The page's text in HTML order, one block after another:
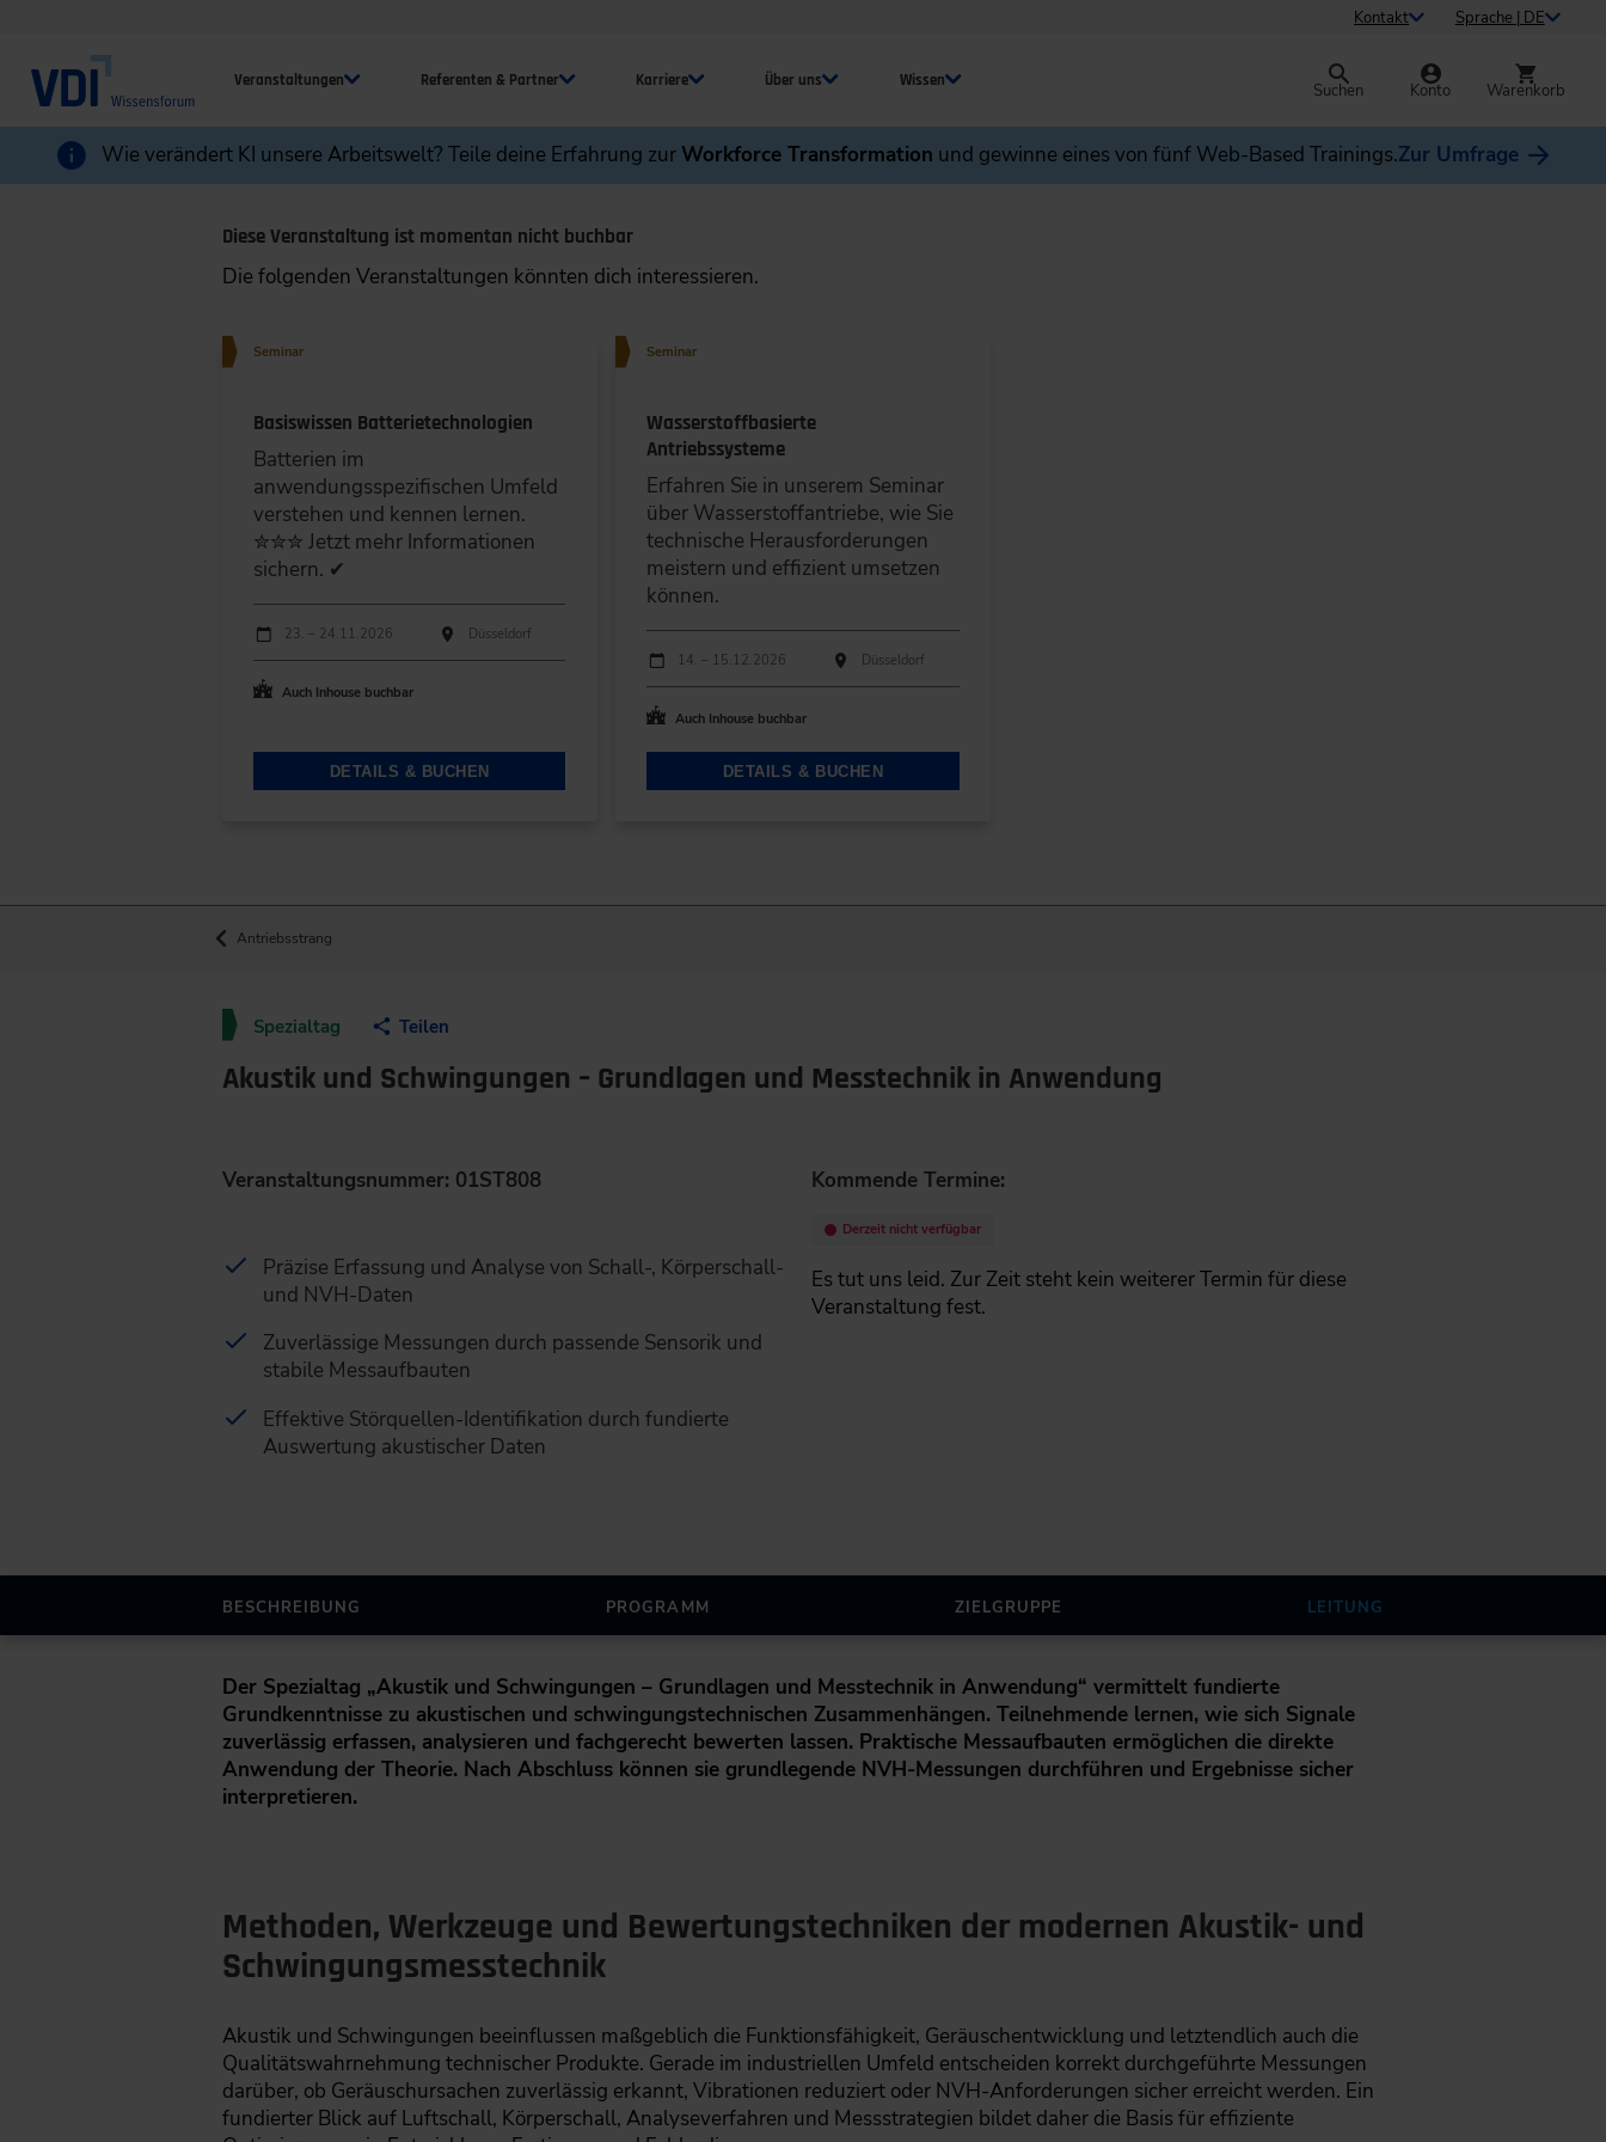
Kontakt Sprache | DE
Veranstaltungen Referenten & Partner Karriere Über uns Wissen Suchen Konto Warenkorb
Wie verändert KI unsere Arbeitswelt? Teile deine Erfahrung zurWorkforce Transformation und gewinne eines von fünf Web-Based Trainings.Zur Umfrage
Diese Veranstaltung ist momentan nicht buchbar
Die folgenden Veranstaltungen könnten dich interessieren.
Seminar
Basiswissen Batterietechnologien
Batterien im
anwendungsspezifischen Umfeld
verstehen und kennen lernen.
✮✮✮ Jetzt mehr Informationen
sichern. ✔
Durchführungen
Veranstaltungsdatum Veranstaltungsort
23. – 24.11.2026 Düsseldorf
Auch Inhouse buchbar
DETAILS & BUCHEN
Seminar
Wasserstoffbasierte
Antriebssysteme
Erfahren Sie in unserem Seminar
über Wasserstoffantriebe, wie Sie
technische Herausforderungen
meistern und effizient umsetzen
können.
Durchführungen
Veranstaltungsdatum Veranstaltungsort
14. – 15.12.2026 Düsseldorf
Auch Inhouse buchbar
DETAILS & BUCHEN
Antriebsstrang
Spezialtag Teilen
Akustik und Schwingungen – Grundlagen und Messtechnik in Anwendung
Veranstaltungsnummer: 01ST808
Präzise Erfassung und Analyse von Schall-, Körperschall-
und NVH-Daten
Zuverlässige Messungen durch passende Sensorik und
stabile Messaufbauten
Effektive Störquellen-Identifikation durch fundierte
Auswertung akustischer Daten
Kommende Termine:
Derzeit nicht verfügbar
Es tut uns leid. Zur Zeit steht kein weiterer Termin für diese
Veranstaltung fest.
BESCHREIBUNG PROGRAMM ZIELGRUPPE LEITUNG
Der Spezialtag „Akustik und Schwingungen – Grundlagen und Messtechnik in Anwendung“ vermittelt fundierte
Grundkenntnisse zu akustischen und schwingungstechnischen Zusammenhängen. Teilnehmende lernen, wie sich Signale
zuverlässig erfassen, analysieren und fachgerecht bewerten lassen. Praktische Messaufbauten ermöglichen die direkte
Anwendung der Theorie. Nach Abschluss können sie grundlegende NVH-Messungen durchführen und Ergebnisse sicher
interpretieren.
Methoden, Werkzeuge und Bewertungstechniken der modernen Akustik- und
Schwingungsmesstechnik
Akustik und Schwingungen beeinflussen maßgeblich die Funktionsfähigkeit, Geräuschentwicklung und letztendlich auch die
Qualitätswahrnehmung technischer Produkte. Gerade im industriellen Umfeld entscheiden korrekt durchgeführte Messungen
darüber, ob Geräuschursachen zuverlässig erkannt, Vibrationen reduziert oder NVH-Anforderungen sicher erreicht werden. Ein
fundierter Blick auf Luftschall, Körperschall, Analyseverfahren und Messstrategien bildet daher die Basis für effiziente